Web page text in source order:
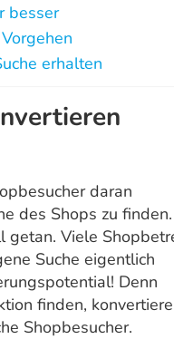
besser
erhalten
daran
des Shops zu
getan. Viele
Suche eigentlich
Denn
finden,
Shopbesucher.